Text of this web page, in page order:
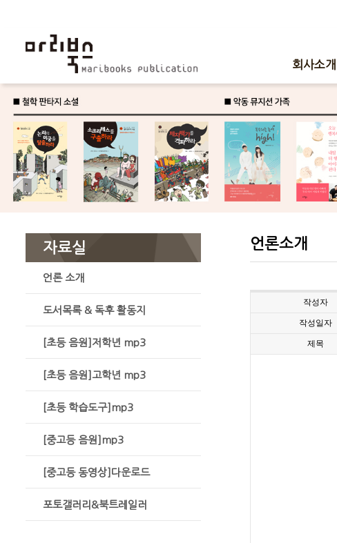
회사소개
언론소개
작성자
작성일자
제목
자료실
언론 소개
도서목록 & 독후 활동지
[초등 음원]저학년 mp3
[초등 음원]고학년 mp3
[초등 학습도구]mp3
[중고등 음원]mp3
[중고등 동영상]다운로드
포토갤러리&북트레일러